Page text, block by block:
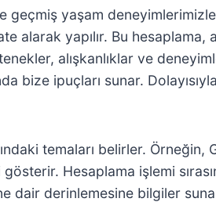
yaşam
alarak yapılır. Bu
alışkanlıklar ve
ipuçları sunar.
temaları belirler.
Hesaplama işlemi
derinlemesine bilgiler